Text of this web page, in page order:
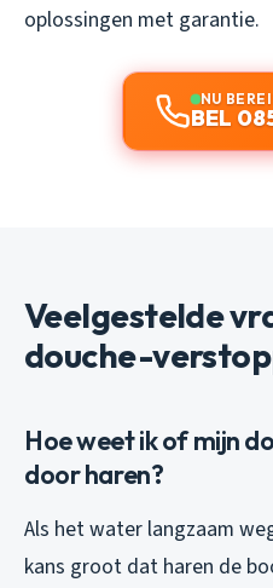
oplossingen met garantie.
NU
BEL
Veelgestelde
douche-
Hoe weet ik of mijn
door haren?
Als het water langzaam
kans groot dat haren de